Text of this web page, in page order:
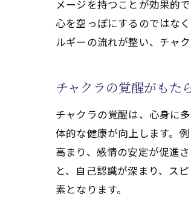
メージを持つことが効果的
心を空っぽにするのではな
ルギーの流れが整い、チャ
チャクラの覚醒がもた
チャクラの覚醒は、心身に
体的な健康が向上します。
高まり、感情の安定が促進
と、自己認識が深まり、ス
素となります。